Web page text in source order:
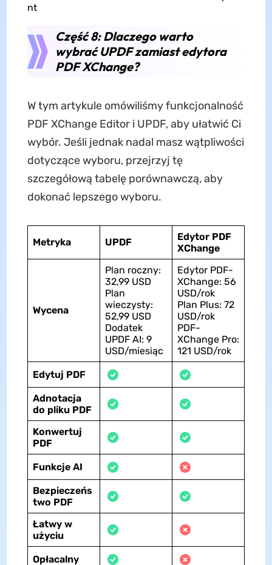
nt
Część 8: Dlaczego warto
wybrać UPDF zamiast edytora
PDF XChange?
W tym artykule omówiliśmy funkcjonalność
PDF XChange Editor i UPDF, aby ułatwić Ci
wybór. Jeśli jednak nadal masz wątpliwości
dotyczące wyboru, przejrzyj tę
szczegółową tabelę porównawczą, aby
dokonać lepszego wyboru.
Metryka UPDF
Edytor PDF
XChange
Wycena
Plan roczny:
32,99 USD
Plan
wieczysty:
52,99 USD
Dodatek
UPDF AI: 9
USD/miesiąc
Edytor PDF-
XChange: 56
USD/rok
Plan Plus: 72
USD/rok
PDF-
XChange Pro:
121 USD/rok
Edytuj PDF
Adnotacja
do pliku PDF
Konwertuj
PDF
Funkcje AI
Bezpieczeńs
two PDF
Łatwy w
użyciu
Opłacalny